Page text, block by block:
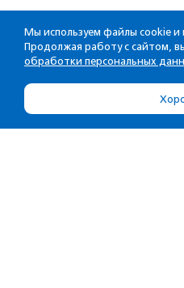
Мы используем файлы cookie и
Продолжая работу с сайтом,
обработки персональных